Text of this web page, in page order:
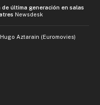
última generación en salas
Newsdesk
Aztarain (Euromovies)